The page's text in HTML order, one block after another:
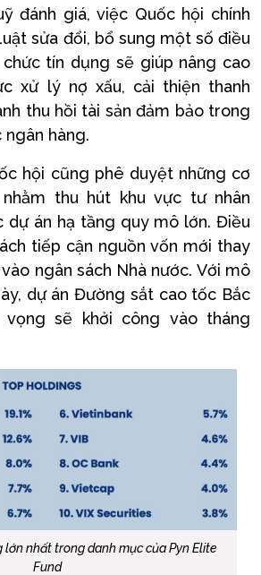
đánh giá, việc Quốc hội chính
sửa đổi, bổ sung một số điều
tín dụng sẽ giúp nâng cao
xử lý nợ xấu, cải thiện thanh
thu hồi tài sản đảm bảo trong
hàng.
hội cũng phê duyệt những cơ
thu hút khu vực tư nhân
dự án hạ tầng quy mô lớn. Điều
tiếp cận nguồn vốn mới thay
ngân sách Nhà nước. Với mô
dự án Đường sắt cao tốc Bắc
sẽ khởi công vào tháng
lớn nhất trong danh mục của Pyn Elite
Fund